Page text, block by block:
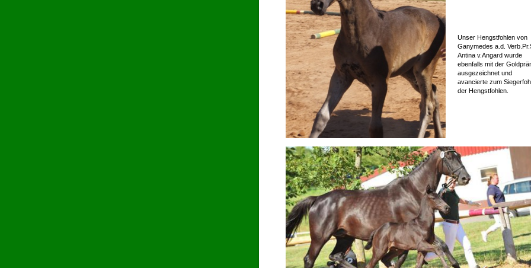
Unser Hengstfohlen von
Ganymedes a.d.
Antina v.Angard wurde
ebenfalls mit der
ausgezeichnet und
avancierte zum
der Hengstfohlen.